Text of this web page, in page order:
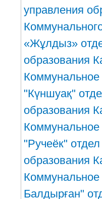
управления
«Жұлдыз»
образования
Коммунальное
"Күншуақ"
образования
Коммунальное
"Ручеёк"
образования
Коммунальное
Балдырған"